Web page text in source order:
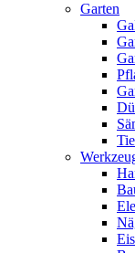
Garten